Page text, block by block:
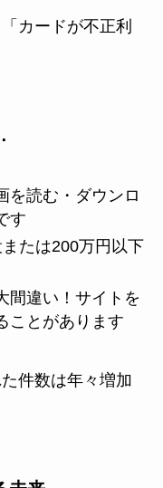
カードが不正利
を読む・ダウンロ
す
たは200万円以下
間違い！サイトを
ことがあります
件数は年々増加